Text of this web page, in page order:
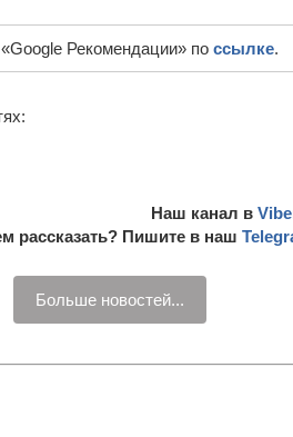
Рекомендации» по ссылке.
Наш канал в
рассказать? Пишите в наш
Больше новостей...